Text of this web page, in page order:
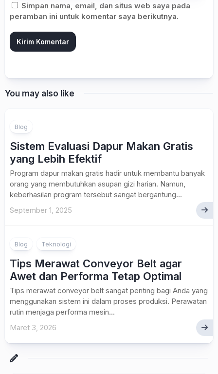
Simpan nama, email, dan situs web saya pada
peramban ini untuk komentar saya berikutnya.
You may also like
Blog
Sistem Evaluasi Dapur Makan Gratis
yang Lebih Efektif
Program dapur makan gratis hadir untuk membantu banyak
orang yang membutuhkan asupan gizi harian. Namun,
keberhasilan program tersebut sangat bergantung...
September 1, 2025
Blog Teknologi
Tips Merawat Conveyor Belt agar
Awet dan Performa Tetap Optimal
Tips merawat conveyor belt sangat penting bagi Anda yang
menggunakan sistem ini dalam proses produksi. Perawatan
rutin menjaga performa mesin...
Maret 3, 2026